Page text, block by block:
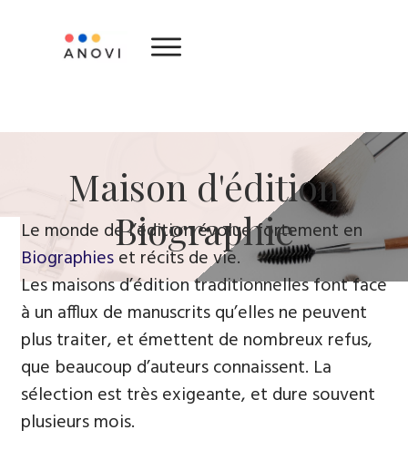
Maison d'édition
Biographie
Le monde de l’édition évolue fortement en
Biographieset récits de vie.
Les maisons d’édition traditionnelles font face
à un afflux de manuscrits qu’elles ne peuvent
plus traiter, et émettent de nombreux refus,
que beaucoup d’auteurs connaissent. La
sélection est très exigeante, et dure souvent
plusieurs mois.